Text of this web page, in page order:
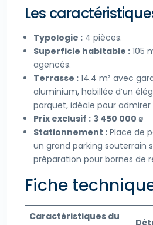
Les
Typologie : 4 pièces.
Superficie habitable : 105
agencés.
Terrasse : 14.4 m² avec
aluminium, habillée d’un
parquet, idéale pour admirer
Prix exclusif : 3 450 000 ₪
Stationnement : Place de
un grand parking souterrain
préparation pour bornes de
Fiche
Caractéristiques du